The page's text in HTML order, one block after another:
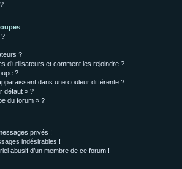
?
?
d’utilisateurs et comment les rejoindre ?
?
dans une couleur différente ?
défaut » ?
du forum » ?
privés !
indésirables !
abusif d’un membre de ce forum !